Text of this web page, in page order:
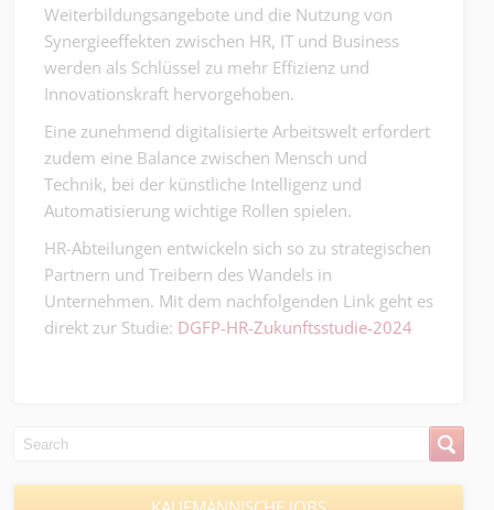
Weiterbildungsangebote und die Nutzung von
Synergieeffekten zwischen HR, IT und Business
werden als Schlüssel zu mehr Effizienz und
Innovationskraft hervorgehoben.
Eine zunehmend digitalisierte Arbeitswelt erfordert
zudem eine Balance zwischen Mensch und
Technik, bei der künstliche Intelligenz und
Automatisierung wichtige Rollen spielen.
HR-Abteilungen entwickeln sich so zu strategischen
Partnern und Treibern des Wandels in
Unternehmen. Mit dem nachfolgenden Link geht es
direkt zur Studie: DGFP-HR-Zukunftsstudie-2024